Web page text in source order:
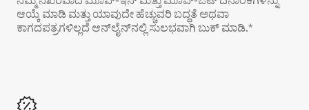
ಆಯ್ಕೆ ಮಾಡಿ ಮತ್ತು ಯಾವುದೇ ಹೆಚ್ಚುವರಿ ಬದ್ಧತೆ ಅಥವಾ
ಕಾಗದಪತ್ರಗಳಿಲ್ಲದೆ ಆನ್‌ಲೈನ್‌ನಲ್ಲಿ ಸುಲಭವಾಗಿ ಬುಕ್ ಮಾಡಿ.*